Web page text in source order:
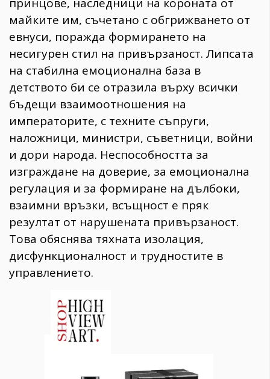
майките им, съчетано с обгрижването от
евнуси, поражда формирането на
несигурен стил на привързаност. Липсата
на стабилна емоционална база в
детството би се отразила върху всички
бъдещи взаимоотношения на
императорите, с техните съпруги,
наложници, министри, съветници, войни
и дори народа. Неспособността за
изграждане на доверие, за емоционална
регулация и за формиране на дълбоки,
взаимни връзки, всъщност е пряк
резултат от нарушената привързаност.
Това обяснява тяхната изолация,
дисфункционалност и трудностите в
управлението.